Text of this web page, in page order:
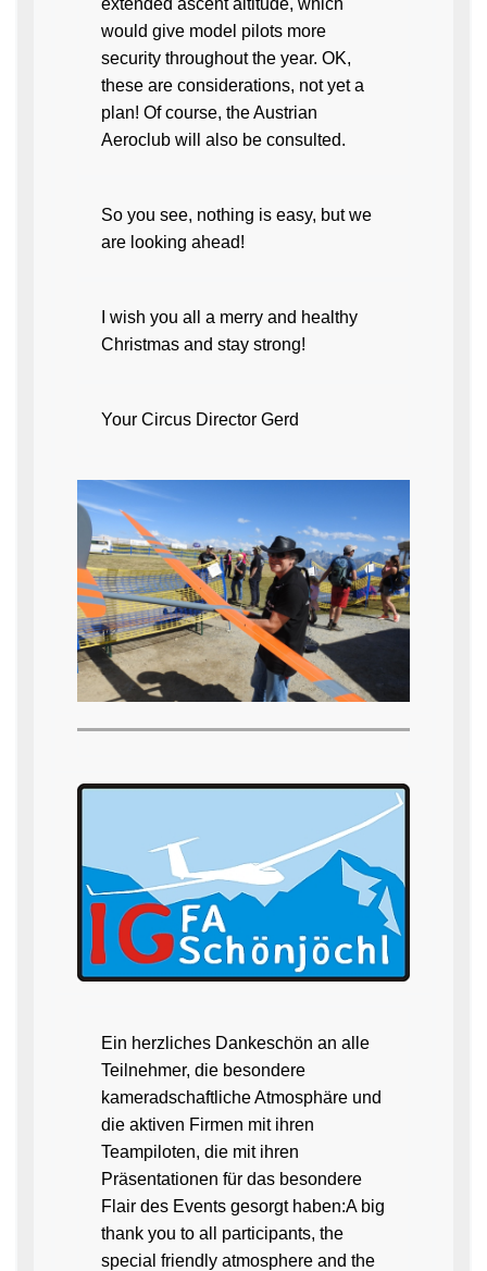
would give model pilots more
security throughout the year. OK,
these are considerations, not yet a
plan! Of course, the Austrian
Aeroclub will also be consulted.
So you see, nothing is easy, but we
are looking ahead!
I wish you all a merry and healthy
Christmas and stay strong!
Your Circus Director Gerd
Ein herzliches Dankeschön an alle
Teilnehmer, die besondere
kameradschaftliche Atmosphäre und
die aktiven Firmen mit ihren
Teampiloten, die mit ihren
Präsentationen für das besondere
Flair des Events gesorgt haben:A big
thank you to all participants, the
special friendly atmosphere and the